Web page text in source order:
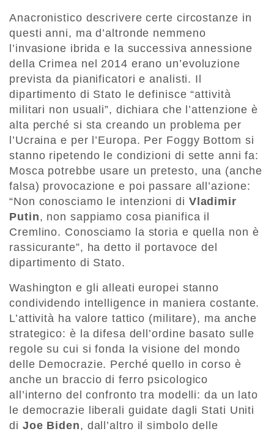
Anacronistico descrivere certe circostanze in
questi anni, ma d’altronde nemmeno
l’invasione ibrida e la successiva annessione
della Crimea nel 2014 erano un’evoluzione
prevista da pianificatori e analisti. Il
dipartimento di Stato le definisce “attività
militari non usuali”, dichiara che l’attenzione è
alta perché si sta creando un problema per
l’Ucraina e per l’Europa. Per Foggy Bottom si
stanno ripetendo le condizioni di sette anni fa:
Mosca potrebbe usare un pretesto, una (anche
falsa) provocazione e poi passare all’azione:
“Non conosciamo le intenzioni di Vladimir
Putin, non sappiamo cosa pianifica il
Cremlino. Conosciamo la storia e quella non è
rassicurante”, ha detto il portavoce del
dipartimento di Stato.
Washington e gli alleati europei stanno
condividendo intelligence in maniera costante.
L’attività ha valore tattico (militare), ma anche
strategico: è la difesa dell’ordine basato sulle
regole su cui si fonda la visione del mondo
delle Democrazie. Perché quello in corso è
anche un braccio di ferro psicologico
all’interno del confronto tra modelli: da un lato
le democrazie liberali guidate dagli Stati Uniti
di Joe Biden, dall’altro il simbolo delle